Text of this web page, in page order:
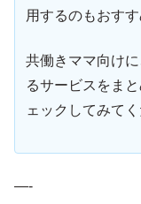
用するのもおすす
共働きママ向け
るサービスをま
ェックしてみてく
—-